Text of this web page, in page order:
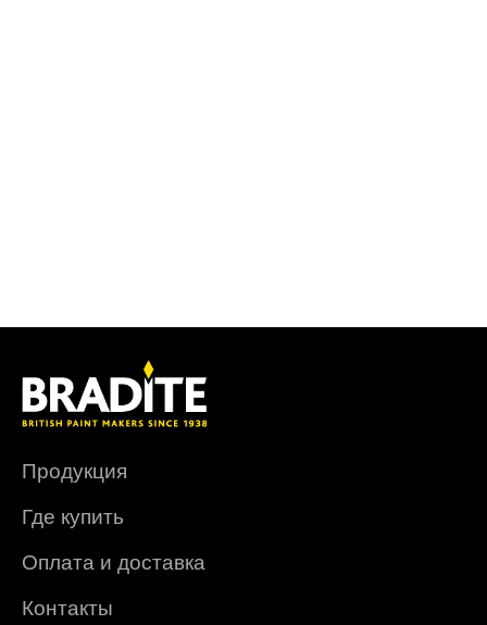
Продукция
Где купить
Оплата и доставка
Контакты